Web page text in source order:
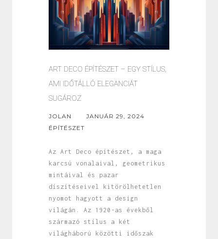
ART DECO ÉPÍTÉSZET – EGY STÍLUS,
AMI IDŐTÁLLÓ ELEGANCIÁT
SUGÁROZ
JOLAN
JANUÁR 29, 2024
ÉPÍTÉSZET
Az Art Deco építészet, a maga
karcsú vonalaival, geometrikus
mintáival és pazar
díszítéseivel kitörölhetetlen
nyomot hagyott a design
világán. Az 1920-as évekből
származó stílus a két
világháború közötti időszak